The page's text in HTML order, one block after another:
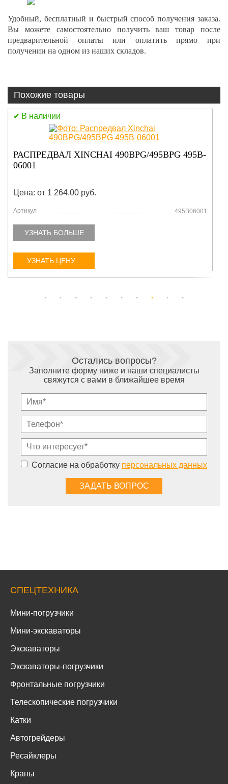
Удобный, бесплатный и быстрый способ получения заказа.
Вы можете самостоятельно получить ваш товар после
предварительной оплаты или оплатить прямо при
получении на одном из наших складов.
Похожие товары
В наличии
РАСПРЕДВАЛ XINCHAI 490BPG/495BPG 495B-
06001
Цена: от 1 264.00 руб.
Артикул 495B06001
УЗНАТЬ БОЛЬШЕ
УЗНАТЬ ЦЕНУ
Остались вопросы?
Заполните форму ниже и наши специалисты
свяжутся с вами в ближайшее время
Согласие на обработку персональных данных
СПЕЦТЕХНИКА
Мини-погрузчики
Мини-экскаваторы
Экскаваторы
Экскаваторы-погрузчики
Фронтальные погрузчики
Телескопические погрузчики
Катки
Автогрейдеры
Ресайклеры
Краны